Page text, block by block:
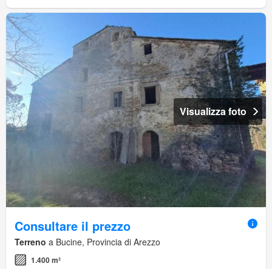
Visualizza foto
Consultare il prezzo
Terreno a Bucine, Provincia di Arezzo
1.400 m²